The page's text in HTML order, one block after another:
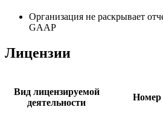
Организация не раскрывает
GAAP
Лицензии
Вид лицензируемой
деятельности
Номер